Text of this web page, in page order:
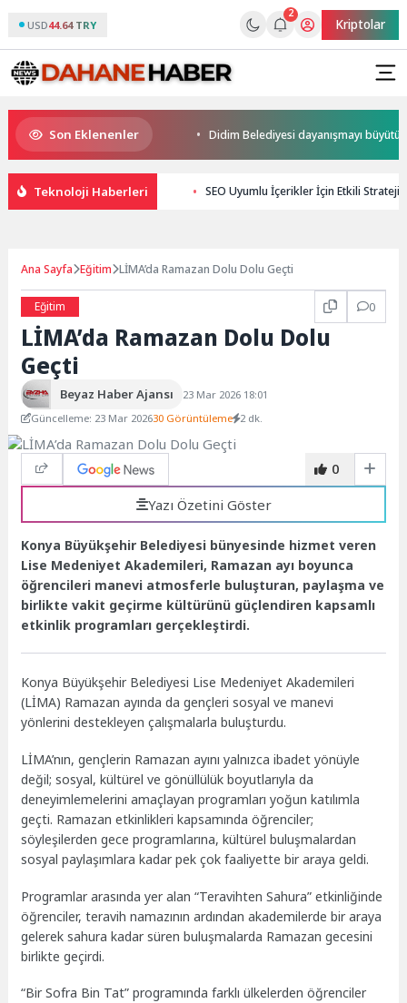
USD44.64 TRY
2
Kriptolar
Son Eklenenler
kupalar sahiplerini buldu Didim Belediyesi dayanışmayı büyütüyor
Teknoloji Haberleri SEO Uyumlu İçerikler İçin Etkili
Ana Sayfa Eğitim LİMA’da Ramazan Dolu Dolu Geçti
Eğitim 0
LİMA’da Ramazan Dolu Dolu
Geçti
Beyaz Haber Ajansı
23 Mar 2026 18:01
Güncelleme: 23 Mar 202630 Görüntüleme 2 dk.
0
Yazı Özetini Göster
Konya Büyükşehir Belediyesi bünyesinde hizmet veren
Lise Medeniyet Akademileri, Ramazan ayı boyunca
öğrencileri manevi atmosferle buluşturan, paylaşma ve
birlikte vakit geçirme kültürünü güçlendiren kapsamlı
etkinlik programları gerçekleştirdi.
Konya Büyükşehir Belediyesi Lise Medeniyet Akademileri
(LİMA) Ramazan ayında da gençleri sosyal ve manevi
yönlerini destekleyen çalışmalarla buluşturdu.
LİMA’nın, gençlerin Ramazan ayını yalnızca ibadet yönüyle
değil; sosyal, kültürel ve gönüllülük boyutlarıyla da
deneyimlemelerini amaçlayan programları yoğun katılımla
geçti. Ramazan etkinlikleri kapsamında öğrenciler;
söyleşilerden gece programlarına, kültürel buluşmalardan
sosyal paylaşımlara kadar pek çok faaliyette bir araya geldi.
Programlar arasında yer alan “Teravihten Sahura” etkinliğinde
öğrenciler, teravih namazının ardından akademilerde bir araya
gelerek sahura kadar süren buluşmalarda Ramazan gecesini
birlikte geçirdi.
“Bir Sofra Bin Tat” programında farklı ülkelerden öğrenciler